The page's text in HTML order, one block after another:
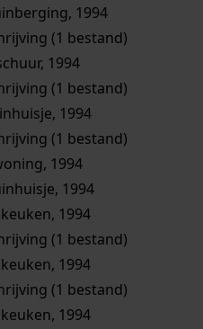
1994
(1 bestand)
1994
(1 bestand)
1994
(1 bestand)
1994
1994
1994
(1 bestand)
1994
(1 bestand)
1994